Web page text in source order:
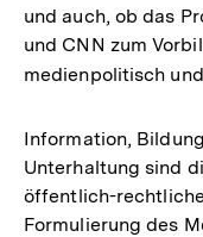
und auch, ob das
und CNN zum
medienpolitisch
Information,
Unterhaltung sind
öffentlich-
Formulierung des